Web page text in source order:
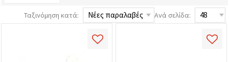
Ταξινόμηση κατά: Ανά σελίδα: